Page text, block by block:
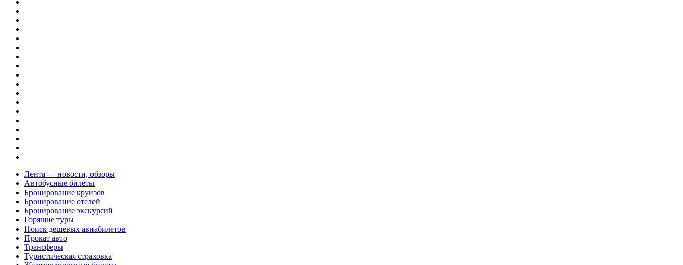
Лента — новости, обзоры
Автобусные билеты
Бронирование круизов
Бронирование отелей
Бронирование экскурсий
Горящие туры
Поиск дешевых авиабилетов
Прокат авто
Трансферы
Туристическая страховка